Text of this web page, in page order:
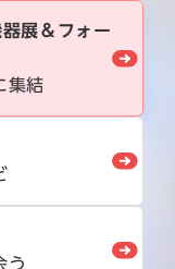
展＆フォー
集結
う